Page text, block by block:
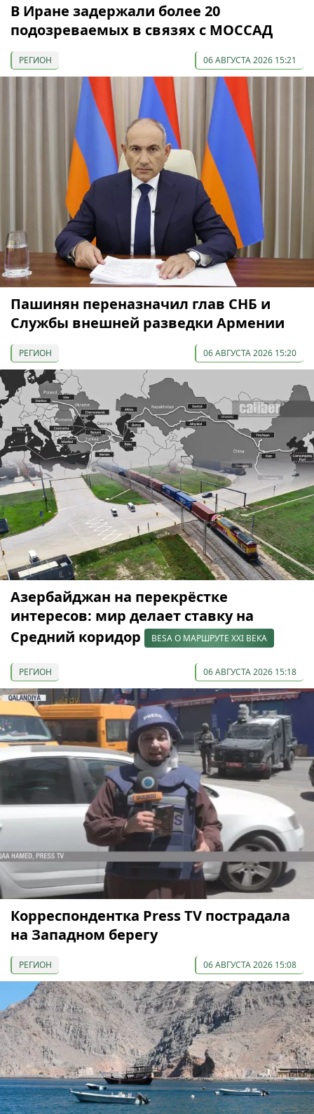
В Иране задержали более 20
подозреваемых в связях с МОССАД
РЕГИОН 06 АВГУСТА 2026 15:21
Пашинян переназначил глав СНБ и
Службы внешней разведки Армении
РЕГИОН 06 АВГУСТА 2026 15:20
Азербайджан на перекрёстке
интересов: мир делает ставку на
Средний коридор
BESA О МАРШРУТЕ XXI ВЕКА
РЕГИОН 06 АВГУСТА 2026 15:18
Корреспондентка Press TV пострадала
на Западном берегу
РЕГИОН 06 АВГУСТА 2026 15:08